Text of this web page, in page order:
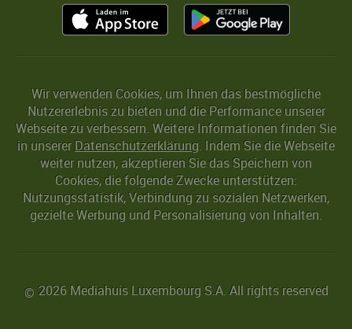
Wir verwenden Cookies, um Ihnen das bestmögliche
Nutzererlebnis zu bieten und die Performance unserer
Webseite zu verbessern. Weitere Informationen finden Sie
in unserer Datenschutzerklärung. Indem Sie die Webseite
weiter nutzen, akzeptieren Sie das Speichern von
Cookies, die folgende Zwecke unterstützen:
Nutzungsstatistik, Verbindung zu sozialen Netzwerken,
gezielte Werbung und Personalisierung von Inhalten.
© 2026 Mediahuis Luxembourg S.A. All rights reserved